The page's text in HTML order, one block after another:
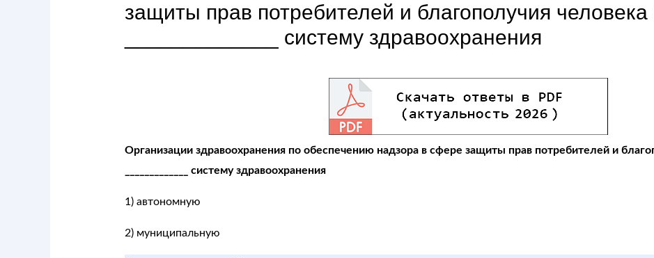
защиты прав потребителей и благополучия человека
_____________ систему здравоохранения
Организации здравоохранения по обеспечению надзора в сфере защиты прав потребителей и
_____________ систему здравоохранения
1) автономную
2) муниципальную